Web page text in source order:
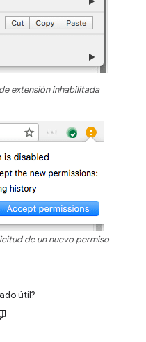
extensión inhabilitada
de un nuevo permiso
útil?